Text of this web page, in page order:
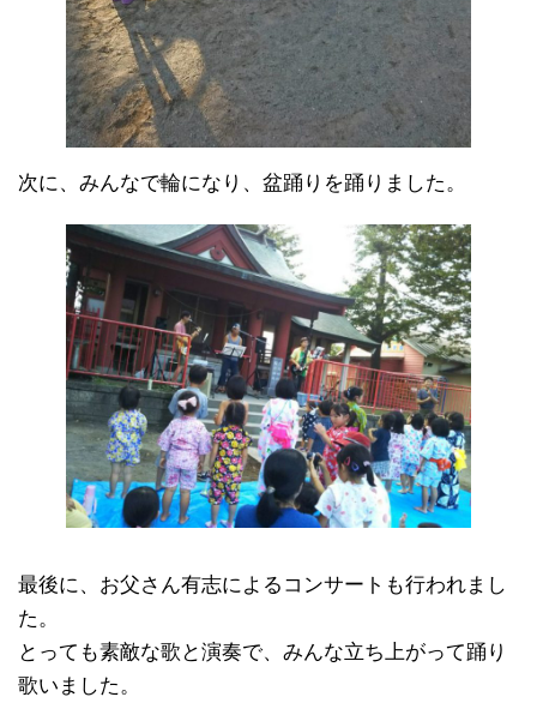
次に、みんなで輪になり、盆踊りを踊りました。
最後に、お父さん有志によるコンサートも行われまし
た。
とっても素敵な歌と演奏で、みんな立ち上がって踊り
歌いました。